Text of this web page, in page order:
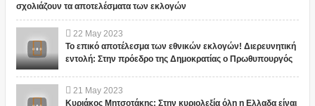
σχολιάζουν τα αποτελέσματα των εκλογών
22 May 2023
Το επικό αποτέλεσμα των εθνικών εκλογών! Διερευνητική
εντολή: Στην πρόεδρο της Δημοκρατίας ο Πρωθυπουργός
21 May 2023
Κυριάκος Μητσοτάκης: Στην κυριολεξία όλη η Ελλαδα είναι